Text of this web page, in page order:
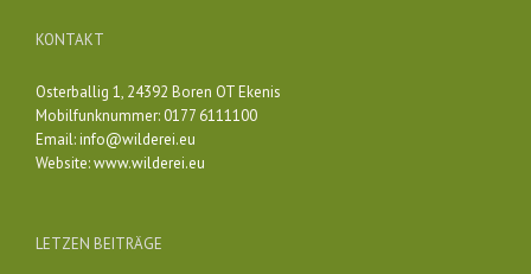
KONTAKT
Osterballig 1, 24392 Boren OT Ekenis
Mobilfunknummer: 0177 6111100
Email:info@wilderei.eu
Website:www.wilderei.eu
LETZEN BEITRÄGE